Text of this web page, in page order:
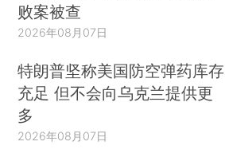
败案被查
2026年08月07日
特朗普坚称美国防空弹药库存
充足 但不会向乌克兰提供更
多
2026年08月07日